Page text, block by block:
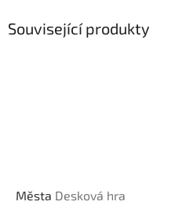
Související produkty
Města Desková hra